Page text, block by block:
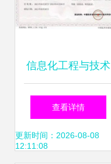
信息化工程与技术
服务能力评价证书
(CNIETS) 信息技
查看详情
更新时间：2026-08-08
12:11:08